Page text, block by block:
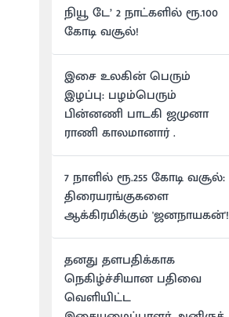
நியூ டே’ 2 நாட்களில் ரூ.100
கோடி வசூல்!
இசை உலகின் பெரும்
இழப்பு: பழம்பெரும்
பின்னணி பாடகி ஜமுனா
ராணி காலமானார் .
7 நாளில் ரூ.255 கோடி வசூல்:
திரையரங்குகளை
ஆக்கிரமிக்கும் 'ஜனநாயகன்'!
தனது தளபதிக்காக
நெகிழ்ச்சியான பதிவை
வெளியிட்ட